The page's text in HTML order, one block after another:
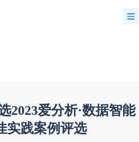
2023爱分析·数据智能
实践案例评选